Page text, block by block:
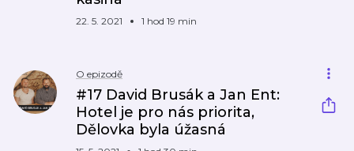
22. 5. 2021 1 hod 19 min
O epizodě
#17 David Brusák a Jan Ent:
Hotel je pro nás priorita,
Dělovka byla úžasná